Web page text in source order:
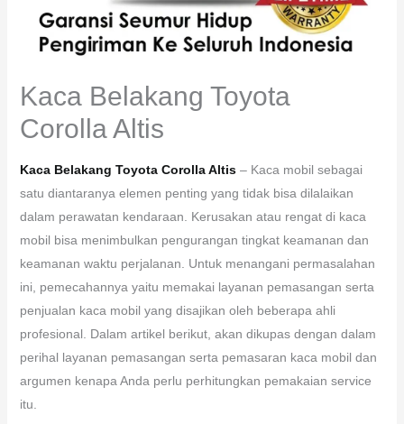
Kaca Belakang Toyota
Corolla Altis
Kaca Belakang Toyota Corolla Altis – Kaca mobil sebagai
satu diantaranya elemen penting yang tidak bisa dilalaikan
dalam perawatan kendaraan. Kerusakan atau rengat di kaca
mobil bisa menimbulkan pengurangan tingkat keamanan dan
keamanan waktu perjalanan. Untuk menangani permasalahan
ini, pemecahannya yaitu memakai layanan pemasangan serta
penjualan kaca mobil yang disajikan oleh beberapa ahli
profesional. Dalam artikel berikut, akan dikupas dengan dalam
perihal layanan pemasangan serta pemasaran kaca mobil dan
argumen kenapa Anda perlu perhitungkan pemakaian service
itu.